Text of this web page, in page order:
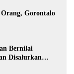
Gorontalo
Bernilai
Disalurkan